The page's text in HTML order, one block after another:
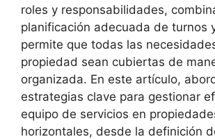
roles y responsabilidades,
planificación adecuada de turnos
permite que todas las
propiedad sean cubiertas de
organizada. En este artículo,
estrategias clave para gestionar
equipo de servicios en
horizontales, desde la definición